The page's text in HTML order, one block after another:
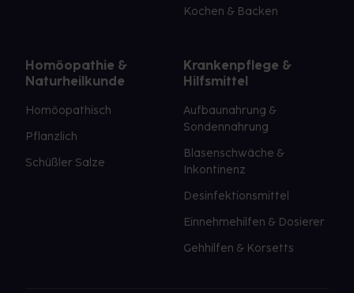
Kochen & Backen
Homöopathie &
Naturheilkunde
Homöopathisch
Pflanzlich
Schüßler Salze
Krankenpflege &
Hilfsmittel
Aufbaunahrung &
Sondennahrung
Blasenschwäche &
Inkontinenz
Desinfektionsmittel
Einnehmehilfen & Dosierer
Gehhilfen & Korsetts